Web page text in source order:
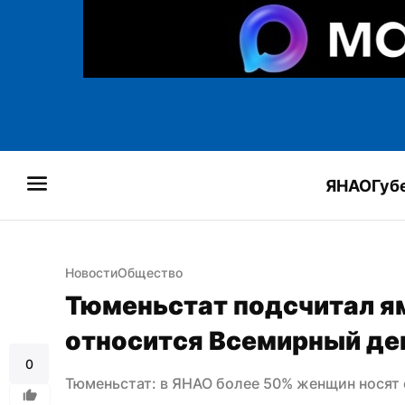
ЯНАО
0
НовостиОбщество
Тюменьстат подсчитал
относится Всемирный
Тюменьстат: в ЯНАО более 50% женщин носят